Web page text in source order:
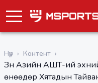
Нүүр › Контент ›
Зүүн Азийн АШТ-ий
өнөөдөр Хятадын